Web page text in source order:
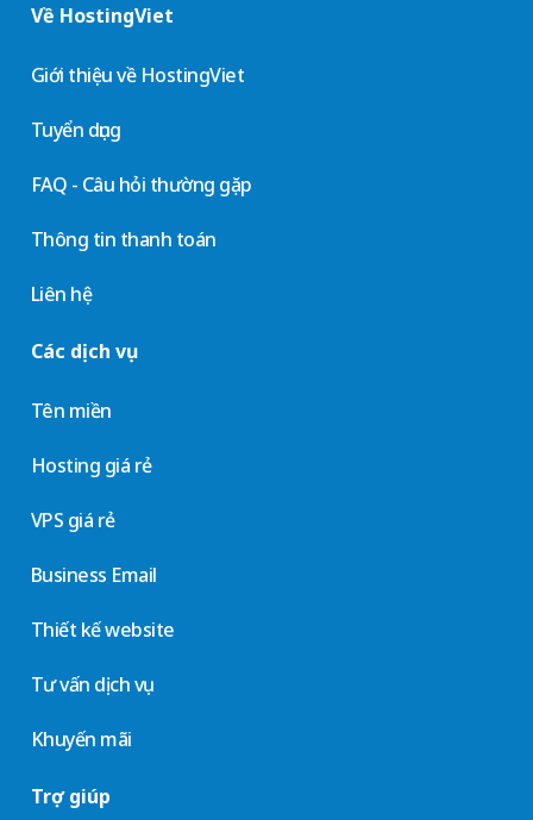
Về HostingViet
Giới thiệu về HostingViet
Tuyển dụng
FAQ - Câu hỏi thường gặp
Thông tin thanh toán
Liên hệ
Các dịch vụ
Tên miền
Hosting giá rẻ
VPS giá rẻ
Business Email
Thiết kế website
Tư vấn dịch vụ
Khuyến mãi
Trợ giúp